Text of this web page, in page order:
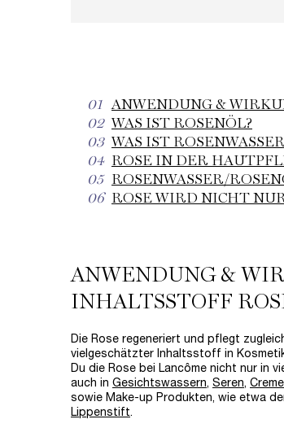
01
ANWENDUNG &
02 WAS IST ROSENÖL?
03 WAS IST
04 ROSE IN DER
05
ROSENWASSER/
06 ROSE WIRD NICHT
ANWENDUNG &
INHALTSSTOFF
Die Rose regeneriert und pflegt
vielgeschätzter Inhaltsstoff in
Du die Rose bei Lancôme nicht nur in
auch in Gesichtswassern, Seren,
sowie Make-up Produkten, wie etwa
Lippenstift.